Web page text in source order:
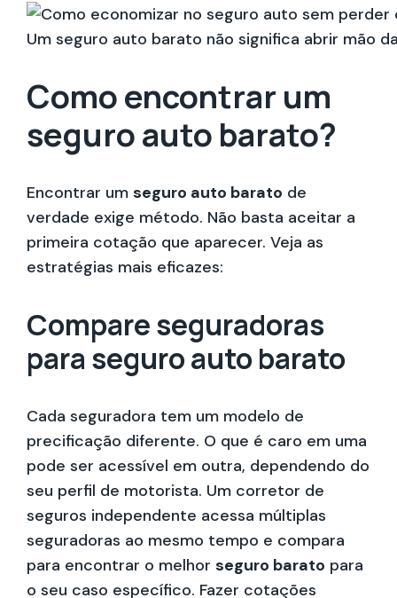
Um seguro auto barato não significa abrir mão
Como encontrar um
seguro auto barato?
Encontrar um seguro auto barato de
verdade exige método. Não basta aceitar a
primeira cotação que aparecer. Veja as
estratégias mais eficazes:
Compare seguradoras
para seguro auto barato
Cada seguradora tem um modelo de
precificação diferente. O que é caro em uma
pode ser acessível em outra, dependendo do
seu perfil de motorista. Um corretor de
seguros independente acessa múltiplas
seguradoras ao mesmo tempo e compara
para encontrar o melhor seguro barato para
o seu caso específico. Fazer cotações